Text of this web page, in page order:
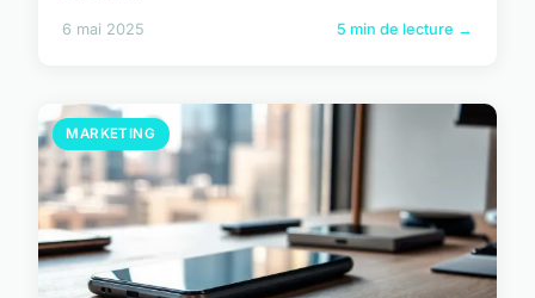
6 mai 2025 5 min de lecture →
MARKETING